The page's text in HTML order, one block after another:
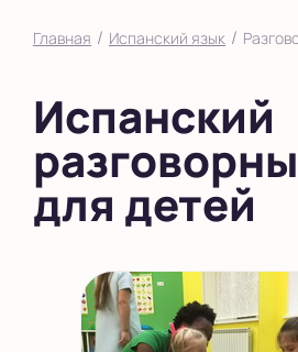
Якиманка
в Южном Бутово
во Внуково
на
на Коломенской
Главная / Испанский язык /
Испанский
для детей